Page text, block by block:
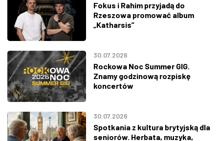
Fokus i Rahim przyjadą do
Rzeszowa promować album
„Katharsis”
30.07.2026
Rockowa Noc Summer GIG.
Znamy godzinową rozpiskę
koncertów
30.07.2026
Spotkania z kultura brytyjską dla
seniorów. Herbata, muzyka,